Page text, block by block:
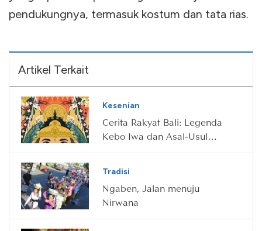
pendukungnya, termasuk kostum dan tata rias.
Artikel Terkait
Kesenian
Cerita Rakyat Bali: Legenda
Kebo Iwa dan Asal-Usul
Tradisi
Ngaben, Jalan menuju
Nirwana